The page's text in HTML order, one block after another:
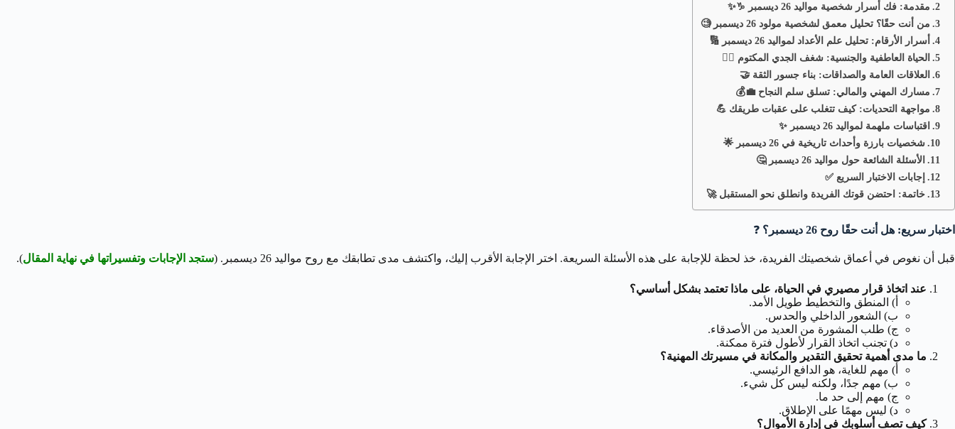
مقدمة: فك أسرار شخصية مواليد 26 ديسمبر ♑✨
من أنت حقًا؟ تحليل معمق لشخصية مولود 26 ديسمبر 🧐
أسرار الأرقام: تحليل علم الأعداد لمواليد 26 ديسمبر 🔢
الحياة العاطفية والجنسية: شغف الجدي المكتوم ❤️‍🔥
العلاقات العامة والصداقات: بناء جسور الثقة 🤝
مسارك المهني والمالي: تسلق سلم النجاح 💼💰
مواجهة التحديات: كيف تتغلب على عقبات طريقك 💪
اقتباسات ملهمة لمواليد 26 ديسمبر ✨
شخصيات بارزة وأحداث تاريخية في 26 ديسمبر 🌟
الأسئلة الشائعة حول مواليد 26 ديسمبر 🤔
إجابات الاختبار السريع ✅
خاتمة: احتضن قوتك الفريدة وانطلق نحو المستقبل 🚀
اختبار سريع: هل أنت حقًا روح 26 ديسمبر؟ ❓
قبل أن نغوص في أعماق شخصيتك الفريدة، خذ لحظة للإجابة على هذه الأسئلة السريعة. اختر الإجابة الأقرب إليك، واكتشف مدى تطابقك مع روح مواليد 26 ديسمبر. ( ستجد الإجابات وتفسيراتها في نهاية المقال).
عند اتخاذ قرار مصيري في الحياة، على ماذا تعتمد بشكل أساسي؟
أ) المنطق والتخطيط طويل الأمد.
ب) الشعور الداخلي والحدس.
ج) طلب المشورة من العديد من الأصدقاء.
د) تجنب اتخاذ القرار لأطول فترة ممكنة.
ما مدى أهمية تحقيق التقدير والمكانة في مسيرتك المهنية؟
أ) مهم للغاية، هو الدافع الرئيسي.
ب) مهم جدًا، ولكنه ليس كل شيء.
ج) مهم إلى حد ما.
د) ليس مهمًا على الإطلاق.
كيف تصف أسلوبك في إدارة الأموال؟